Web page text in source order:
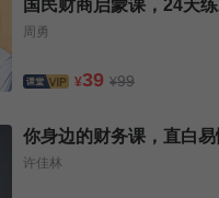
国民财商启蒙课，24天
周勇
¥39 ¥99
你身边的财务课，直白
许佳林